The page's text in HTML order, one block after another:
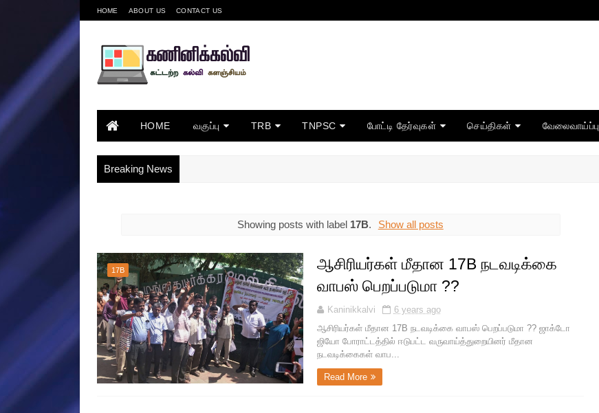
HOME ABOUT US CONTACT US
HOME வகுப்பு TRB TNPSC போட்டி தேர்வுகள் செய்திகள் வேலைவாய்ப்பு
Breaking News
Showing posts with label 17B. Show all posts
17B
ஆசிரியர்கள் மீதான 17B நடவடிக்கை
வாபஸ் பெறப்படுமா ??
Kaninikkalvi
6 years ago
ஆசிரியர்கள் மீதான 17B நடவடிக்கை வாபஸ் பெறப்படுமா ?? ஜாக்டோ
ஜியோ போராட்டத்தில் ஈடுபட்ட வருவாய்த்துறையினர் மீதான
நடவடிக்கைகள் வாப...
Read More